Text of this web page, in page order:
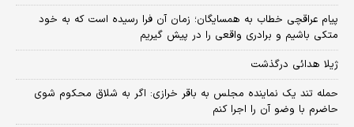
پیام عراقچی خطاب به همسایگان؛ زمان آن فرا رسیده است که به خود
متکی باشیم و برادری واقعی را در پیش گیریم
ژیلا هدائی درگذشت
حمله تند یک نماینده مجلس به باقر خرازی: اگر به شلاق محکوم شوی
حاضرم با وضو آن را اجرا کنم